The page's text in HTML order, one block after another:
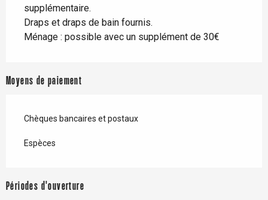
supplémentaire.
Draps et draps de bain fournis.
Ménage : possible avec un supplément de 30€
Moyens de paiement
Chèques bancaires et postaux
Espèces
Périodes d'ouverture